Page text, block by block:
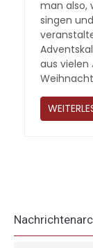
man also,
singen
aus vielen